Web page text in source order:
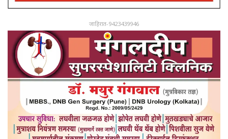
जाहिरात-9423439946